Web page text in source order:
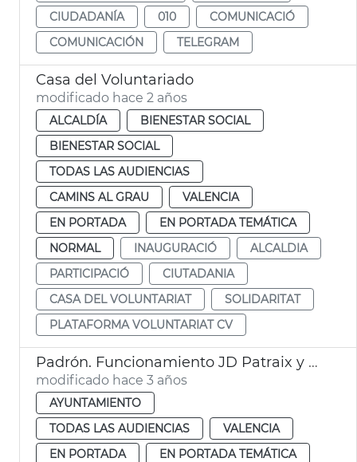
CIUDADANÍA
010
COMUNICACIÓ
COMUNICACIÓN
TELEGRAM
Casa del Voluntariado
modificado hace 2 años
ALCALDÍA
BIENESTAR SOCIAL
BIENESTAR SOCIAL
TODAS LAS AUDIENCIAS
CAMINS AL GRAU
VALENCIA
EN PORTADA
EN PORTADA TEMÁTICA
NORMAL
INAUGURACIÓ
ALCALDIA
PARTICIPACIÓ
CIUTADANIA
CASA DEL VOLUNTARIAT
SOLIDARITAT
PLATAFORMA VOLUNTARIAT CV
Padrón. Funcionamiento JD Patraix y Exposició
modificado hace 3 años
AYUNTAMIENTO
TODAS LAS AUDIENCIAS
VALENCIA
EN PORTADA
EN PORTADA TEMÁTICA